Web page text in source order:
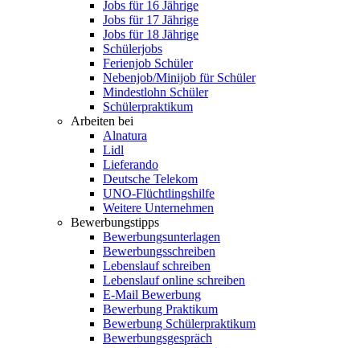
Jobs für 16 Jährige
Jobs für 17 Jährige
Jobs für 18 Jährige
Schülerjobs
Ferienjob Schüler
Nebenjob/Minijob für Schüler
Mindestlohn Schüler
Schülerpraktikum
Arbeiten bei
Alnatura
Lidl
Lieferando
Deutsche Telekom
UNO-Flüchtlingshilfe
Weitere Unternehmen
Bewerbungstipps
Bewerbungsunterlagen
Bewerbungsschreiben
Lebenslauf schreiben
Lebenslauf online schreiben
E-Mail Bewerbung
Bewerbung Praktikum
Bewerbung Schülerpraktikum
Bewerbungsgespräch